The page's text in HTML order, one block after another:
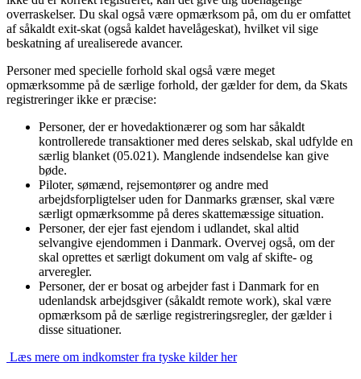
overraskelser. Du skal også være opmærksom på, om du er omfattet
af såkaldt exit-skat (også kaldet havelågeskat), hvilket vil sige
beskatning af urealiserede avancer.
Personer med specielle forhold skal også være meget
opmærksomme på de særlige forhold, der gælder for dem, da Skats
registreringer ikke er præcise:
Personer, der er hovedaktionærer og som har såkaldt
kontrollerede transaktioner med deres selskab, skal udfylde en
særlig blanket (05.021). Manglende indsendelse kan give
bøde.
Piloter, sømænd, rejsemontører og andre med
arbejdsforpligtelser uden for Danmarks grænser, skal være
særligt opmærksomme på deres skattemæssige situation.
Personer, der ejer fast ejendom i udlandet, skal altid
selvangive ejendommen i Danmark. Overvej også, om der
skal oprettes et særligt dokument om valg af skifte- og
arveregler.
Personer, der er bosat og arbejder fast i Danmark for en
udenlandsk arbejdsgiver (såkaldt remote work), skal være
opmærksom på de særlige registreringsregler, der gælder i
disse situationer.
Læs mere om indkomster fra tyske kilder her